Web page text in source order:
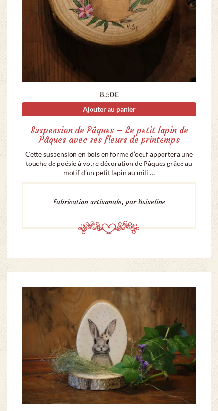
8.50€
Ajouter au panier
Suspension de Pâques – Le petit lapin de
Pâques avec ses fleurs de printemps
Cette suspension en bois en forme d’oeuf apportera une
touche de poésie à votre décoration de Pâques grâce au
motif d’un petit lapin au mili …
Fabrication artisanale, par Boiseline